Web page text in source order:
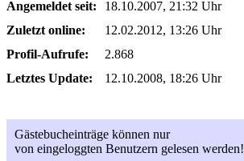
Angemeldet seit:
18.10.2007, 21:32 Uhr
Zuletzt online:
12.02.2012, 13:26 Uhr
Profil-Aufrufe:
2.868
Letztes Update:
12.10.2008, 18:26 Uhr
Gästebucheinträge können nur
von eingeloggten Benutzern gelesen werden!